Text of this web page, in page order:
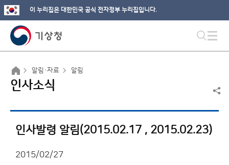
이 누리집은 대한민국 공식 전자정부 누리집입니다.
알림·자료 알림
인사소식
인사발령 알림(2015.02.17 , 2015.02.23)
2015/02/27